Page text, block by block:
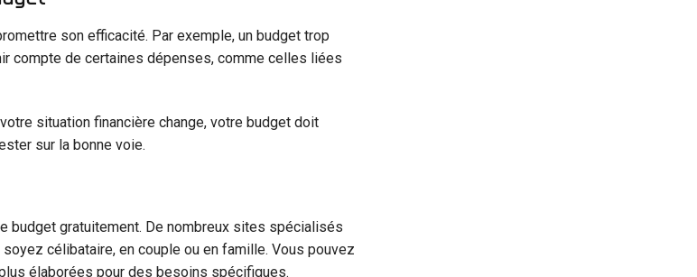
son efficacité. Par exemple, un budget trop
compte de certaines dépenses, comme celles liées
situation financière change, votre budget doit
sur la bonne voie.
budget gratuitement. De nombreux sites spécialisés
célibataire, en couple ou en famille. Vous pouvez
élaborées pour des besoins spécifiques.